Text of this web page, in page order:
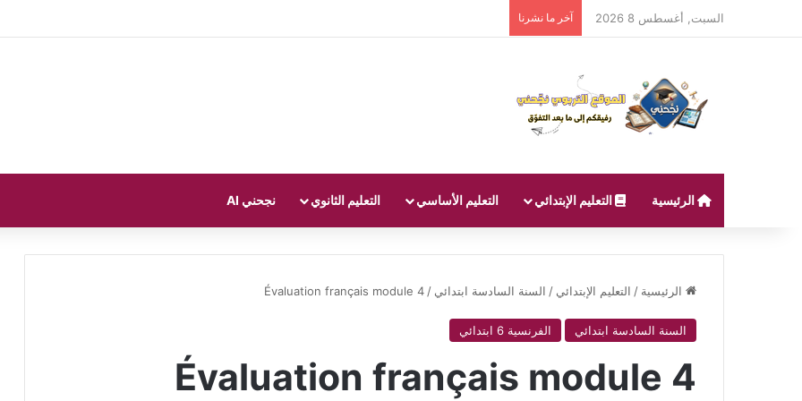
السبت, أغسطس 8 2026 آخر ما نشرنا
الرئيسية التعليم الإبتدائي التعليم الأساسي التعليم الثانوي نجحني AI
الرئيسية / التعليم الإبتدائي / السنة السادسة ابتدائي /
Évaluation français module 4
السنة السادسة ابتدائي الفرنسية 6 ابتدائي
Évaluation français module 4